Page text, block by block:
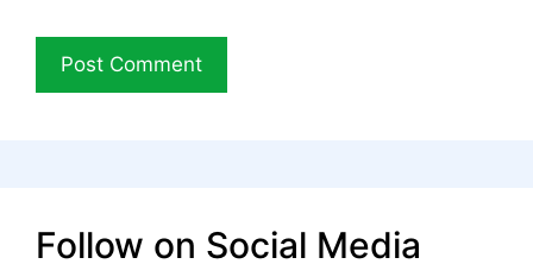
Follow on Social Media